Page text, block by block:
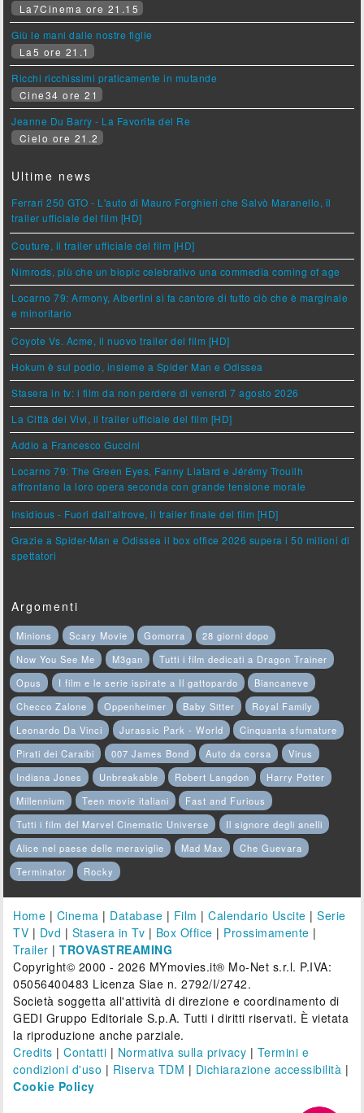
La7Cinema ore 21.15
Giù le mani dalle nostre figlie
La5 ore 21.1
Ricchi ricchissimi praticamente in mutande
Cine34 ore 21
Jeanne Du Barry - La Favorita del Re
Cielo ore 21.2
Ultime news
Ferrari 250 GTO - L'auto di Mauro Forghieri che Salvò Maranello, il
trailer ufficiale del film [HD]
Couture, il trailer ufficiale del film [HD]
Nimrods, più che un biopic celebrativo una commedia coming of age
Locarno 79: Armony, Albertini si fa cantore di tutto ciò che è marginale
e minoritario
Coyote Vs. Acme, il nuovo trailer del film [HD]
Hokum è sul podio, insieme a Spider Man e Odissea
Stasera in tv: i film da non perdere di venerdì 7 agosto 2026
La Città dei Vivi, il trailer ufficiale del film [HD]
Addio a Francesco Guccini
Locarno 79: The Green Eyes, Fanny Liatard e Jérémy Trouilh
affrontano la loro opera seconda con grande tensione morale
Insidious - Fuori dall'altrove, il trailer finale del film [HD]
Grazie a Spider-Man e Odissea il box office 2026 supera i 50 milioni di
spettatori
Argomenti
Minions Scary Movie Gomorra
28 giorni dopo
Now You See Me
M3gan
Tutti i film dedicati a Dragon Trainer
Opus
I film e le serie ispirate a Il gattopardo
Biancaneve
Checco Zalone
Oppenheimer Baby Sitter
Royal Family
Leonardo Da Vinci
Jurassic Park - World
Cinquanta sfumature
Pirati dei Caraibi
007 James Bond Auto da corsa
Virus
Indiana Jones
Unbreakable Robert Langdon
Harry Potter
Millennium
Teen movie italiani
Fast and Furious
Tutti i film del Marvel Cinematic Universe
Il signore degli anelli
Alice nel paese delle meraviglie
Mad Max
Che Guevara
Terminator
Rocky
Home | Cinema | Database | Film |Calendario Uscite |Serie
TV | Dvd | Stasera in Tv | Box Office | Prossimamente |
Trailer |TROVASTREAMING
Copyright© 2000 - 2026 MYmovies.it® Mo-Net s.r.l. P.IVA:
05056400483 Licenza Siae n. 2792/I/2742.
Società soggetta all'attività di direzione e coordinamento di
GEDI Gruppo Editoriale S.p.A. Tutti i diritti riservati. È vietata
la riproduzione anche parziale.
Credits |Contatti | Normativa sulla privacy | Termini e
condizioni d'uso | Riserva TDM | Dichiarazione accessibilità |
Cookie Policy